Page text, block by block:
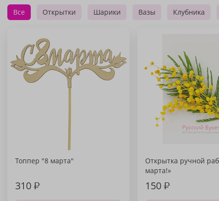
Все Открытки Шарики Вазы Клубника
Топпер "8 марта"
310₽
Открытка ручной
марта!»
150₽